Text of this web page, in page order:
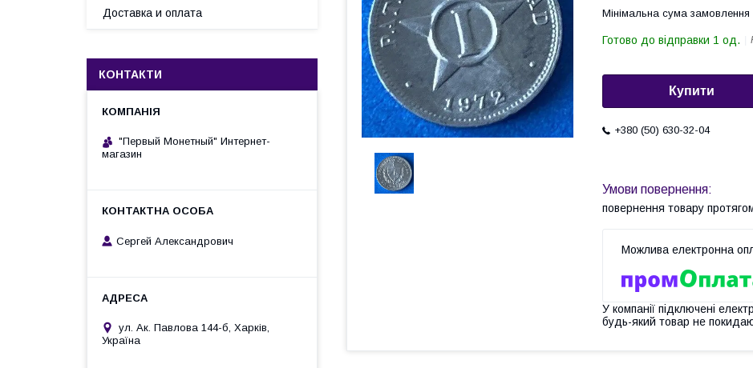
Мінімальна сума
Готово до відправки 1 од.
Купити
+380 (50) 630-32-04
повернення товару
У компанії підключені
будь-який товар не
Доставка и оплата
КОНТАКТИ
"Первый Монетный" Интернет-
магазин
Сергей Александрович
ул. Ак. Павлова 144-б, Харків,
Україна